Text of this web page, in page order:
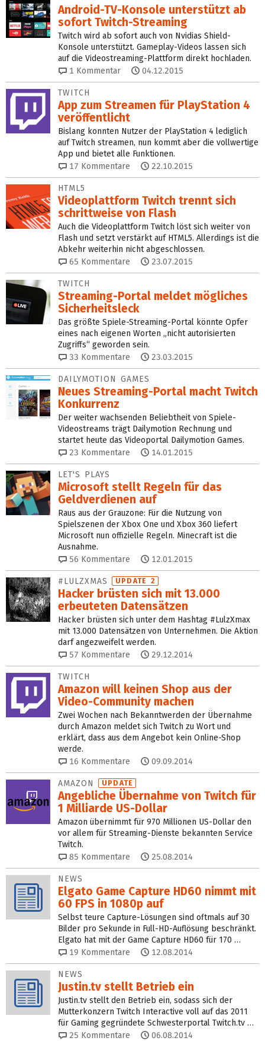
Android-TV-Konsole unterstützt ab
sofort Twitch-Streaming
Twitch wird ab sofort auch von Nvidias Shield-
Konsole unterstützt. Gameplay-Videos lassen sich
auf die Videostreaming-Plattform direkt hochladen.
1 Kommentar 04.12.2015
TWITCH
App zum Streamen für PlayStation 4
veröffentlicht
Bislang konnten Nutzer der PlayStation 4 lediglich
auf Twitch streamen, nun kommt aber die vollwertige
App und bietet alle Funktionen.
17 Kommentare 22.10.2015
HTML5
Videoplattform Twitch trennt sich
schrittweise von Flash
Auch die Videoplattform Twitch löst sich weiter von
Flash und setzt verstärkt auf HTML5. Allerdings ist die
Abkehr weiterhin nicht abgeschlossen.
65 Kommentare 23.07.2015
TWITCH
Streaming-Portal meldet mögliches
Sicherheitsleck
Das größte Spiele-Streaming-Portal könnte Opfer
eines nach eigenen Worten „nicht autorisierten
Zugriffs“ geworden sein.
33 Kommentare 23.03.2015
DAILYMOTION GAMES
Neues Streaming-Portal macht Twitch
Konkurrenz
Der weiter wachsenden Beliebtheit von Spiele-
Videostreams trägt Dailymotion Rechnung und
startet heute das Videoportal Dailymotion Games.
23 Kommentare 14.01.2015
LET'S PLAYS
Microsoft stellt Regeln für das
Geldverdienen auf
Raus aus der Grauzone: Für die Nutzung von
Spielszenen der Xbox One und Xbox 360 liefert
Microsoft nun offizielle Regeln. Minecraft ist die
Ausnahme.
56 Kommentare 12.01.2015
#LULZXMAS UPDATE 2
Hacker brüsten sich mit 13.000
erbeuteten Datensätzen
Hacker brüsten sich unter dem Hashtag #LulzXmax
mit 13.000 Datensätzen von Unternehmen. Die Aktion
darf angezweifelt werden.
57 Kommentare 29.12.2014
TWITCH
Amazon will keinen Shop aus der
Video-Community machen
Zwei Wochen nach Bekanntwerden der Übernahme
durch Amazon meldet sich Twitch zu Wort und
erklärt, dass aus dem Angebot kein Online-Shop
werde.
16 Kommentare 09.09.2014
AMAZON UPDATE
Angebliche Übernahme von Twitch für
1 Milliarde US-Dollar
Amazon übernimmt für 970 Millionen US-Dollar den
vor allem für Streaming-Dienste bekannten Service
Twitch.
85 Kommentare 25.08.2014
NEWS
Elgato Game Capture HD60 nimmt mit
60 FPS in 1080p auf
Selbst teure Capture-Lösungen sind oftmals auf 30
Bilder pro Sekunde in Full-HD-Auflösung beschränkt.
Elgato hat mit der Game Capture HD60 für 170 …
19 Kommentare 12.08.2014
NEWS
Justin.tv stellt Betrieb ein
Justin.tv stellt den Betrieb ein, sodass sich der
Mutterkonzern Twitch Interactive voll auf das 2011
für Gaming gegründete Schwesterportal Twitch.tv …
25 Kommentare 06.08.2014